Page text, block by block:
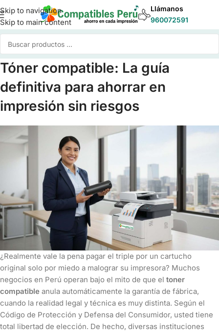
Skip to navigation
Skip to main content
Llámanos
960072591
Tóner compatible: La guía
definitiva para ahorrar en
impresión sin riesgos
¿Realmente vale la pena pagar el triple por un cartucho
original solo por miedo a malograr su impresora? Muchos
negocios en Perú operan bajo el mito de que el toner
compatible anula automáticamente la garantía de fábrica,
cuando la realidad legal y técnica es muy distinta. Según el
Código de Protección y Defensa del Consumidor, usted tiene
total libertad de elección. De hecho, diversas instituciones